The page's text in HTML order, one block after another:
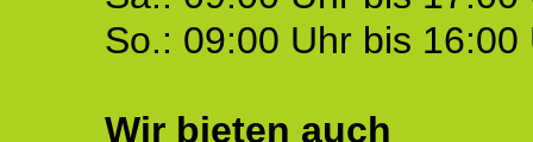
So.: 09:00 Uhr bis 16:00
Wir bieten auch